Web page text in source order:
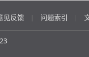
成功就挫败得到的自己
因为我不走捷径，我喜
中一片净土。我不知
笑，我很自卑但不服气
见反馈 | 问题索引 |